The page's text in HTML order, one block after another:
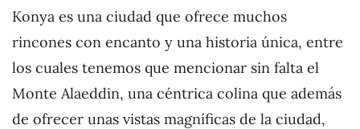
Konya es una ciudad que ofrece muchos
rincones con encanto y una historia única, entre
los cuales tenemos que mencionar sin falta el
Monte Alaeddin, una céntrica colina que además
de ofrecer unas vistas magníficas de la ciudad,